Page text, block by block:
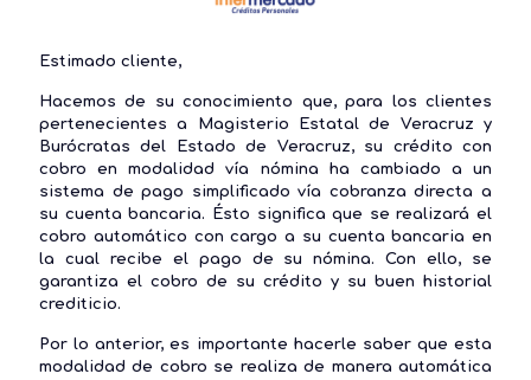
Estimado cliente,
Hacemos de su conocimiento que, para los clientes
pertenecientes a Magisterio Estatal de Veracruz y
Burócratas del Estado de Veracruz, su crédito con
cobro en modalidad vía nómina ha cambiado a un
sistema de pago simplificado vía cobranza directa a
su cuenta bancaria. Ésto significa que se realizará el
cobro automático con cargo a su cuenta bancaria en
la cual recibe el pago de su nómina. Con ello, se
garantiza el cobro de su crédito y su buen historial
crediticio.
Por lo anterior, es importante hacerle saber que esta
modalidad de cobro se realiza de manera automática